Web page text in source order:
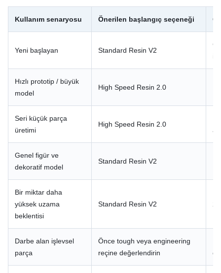
Kullanım senaryosu Önerilen başlangıç seçeneği
Yeni başlayan Standard Resin V2
Hızlı prototip / büyük
model
High Speed Resin 2.0
Seri küçük parça
üretimi
High Speed Resin 2.0
Genel figür ve
dekoratif model
Standard Resin V2
Bir miktar daha
yüksek uzama
beklentisi
Standard Resin V2
Darbe alan işlevsel
parça
Önce tough veya engineering
reçine değerlendirin